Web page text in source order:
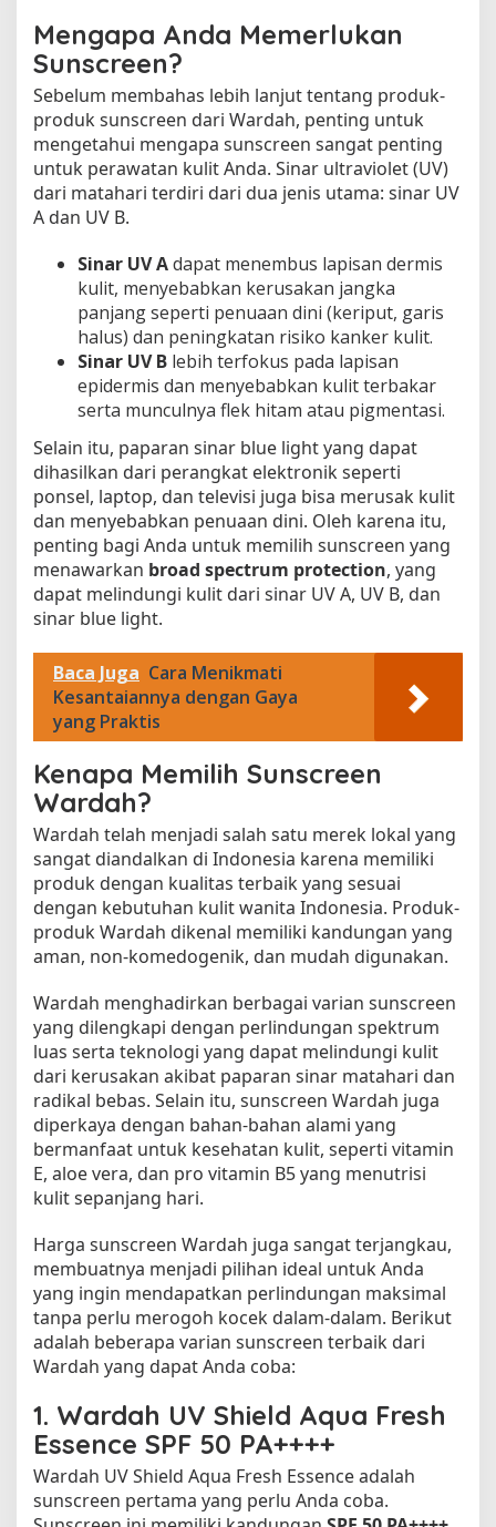
a
r
g
a
n
y
a
Mengapa Anda Memerlukan
Sunscreen?
Sebelum membahas lebih lanjut tentang produk-
produk sunscreen dari Wardah, penting untuk
mengetahui mengapa sunscreen sangat penting
untuk perawatan kulit Anda. Sinar ultraviolet (UV)
dari matahari terdiri dari dua jenis utama: sinar UV
A dan UV B.
Sinar UV Adapat menembus lapisan dermis
kulit, menyebabkan kerusakan jangka
panjang seperti penuaan dini (keriput, garis
halus) dan peningkatan risiko kanker kulit.
Sinar UV B lebih terfokus pada lapisan
epidermis dan menyebabkan kulit terbakar
serta munculnya flek hitam atau pigmentasi.
Selain itu, paparan sinar blue light yang dapat
dihasilkan dari perangkat elektronik seperti
ponsel, laptop, dan televisi juga bisa merusak kulit
dan menyebabkan penuaan dini. Oleh karena itu,
penting bagi Anda untuk memilih sunscreen yang
menawarkan broad spectrum protection, yang
dapat melindungi kulit dari sinar UV A, UV B, dan
sinar blue light.
Baca Juga Cara Menikmati
Kesantaiannya dengan Gaya
yang Praktis
Kenapa Memilih Sunscreen
Wardah?
Wardah telah menjadi salah satu merek lokal yang
sangat diandalkan di Indonesia karena memiliki
produk dengan kualitas terbaik yang sesuai
dengan kebutuhan kulit wanita Indonesia. Produk-
produk Wardah dikenal memiliki kandungan yang
aman, non-komedogenik, dan mudah digunakan.
Wardah menghadirkan berbagai varian sunscreen
yang dilengkapi dengan perlindungan spektrum
luas serta teknologi yang dapat melindungi kulit
dari kerusakan akibat paparan sinar matahari dan
radikal bebas. Selain itu, sunscreen Wardah juga
diperkaya dengan bahan-bahan alami yang
bermanfaat untuk kesehatan kulit, seperti vitamin
E, aloe vera, dan pro vitamin B5 yang menutrisi
kulit sepanjang hari.
Harga sunscreen Wardah juga sangat terjangkau,
membuatnya menjadi pilihan ideal untuk Anda
yang ingin mendapatkan perlindungan maksimal
tanpa perlu merogoh kocek dalam-dalam. Berikut
adalah beberapa varian sunscreen terbaik dari
Wardah yang dapat Anda coba:
1. Wardah UV Shield Aqua Fresh
Essence SPF 50 PA++++
Wardah UV Shield Aqua Fresh Essence adalah
sunscreen pertama yang perlu Anda coba.